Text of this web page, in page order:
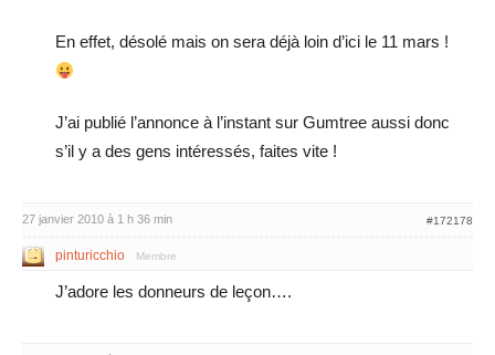
En effet, désolé mais on sera déjà loin d’ici le 11 mars !
J’ai publié l’annonce à l’instant sur Gumtree aussi donc
s’il y a des gens intéressés, faites vite !
27 janvier 2010 à 1 h 36 min #172178
pinturicchio Membre
J’adore les donneurs de leçon….